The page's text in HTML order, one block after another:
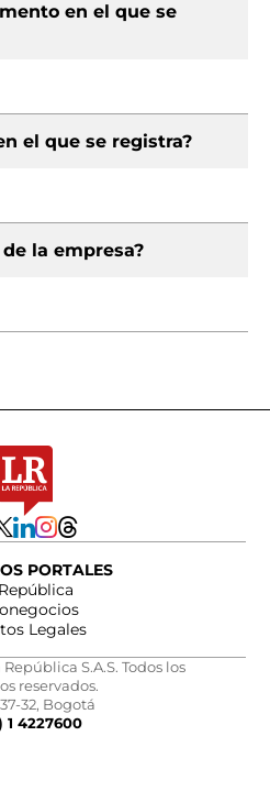
en el que se
el que se registra?
la empresa?
PORTALES
Legales
S.A.S. Todos los
reservados.
37-32, Bogotá
1 4227600